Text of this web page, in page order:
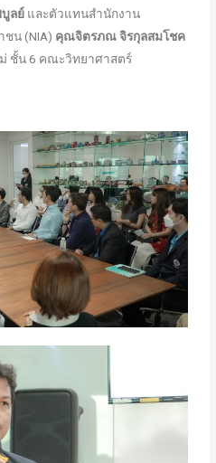
ลย์ และตัวแทนสำนักงาน
น (NIA) คุณจิตรภณ จิรกุลสมโชค
ม่ ชั้น 6 คณะวิทยาศาสตร์